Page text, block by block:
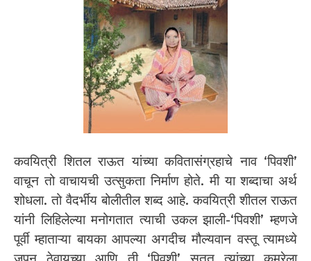
कवयित्री शितल राऊत यांच्या कवितासंग्रहाचे नाव ‘पिवशी’
वाचून तो वाचायची उत्सुकता निर्माण होते. मी या शब्दाचा अर्थ
शोधला. तो वैदर्भीय बोलीतील शब्द आहे. कवयित्री शीतल राऊत
यांनी लिहिलेल्या मनोगतात त्याची उकल झाली-‘पिवशी’ म्हणजे
पूर्वी म्हाताऱ्या बायका आपल्या अगदीच मौल्यवान वस्तू त्यामध्ये